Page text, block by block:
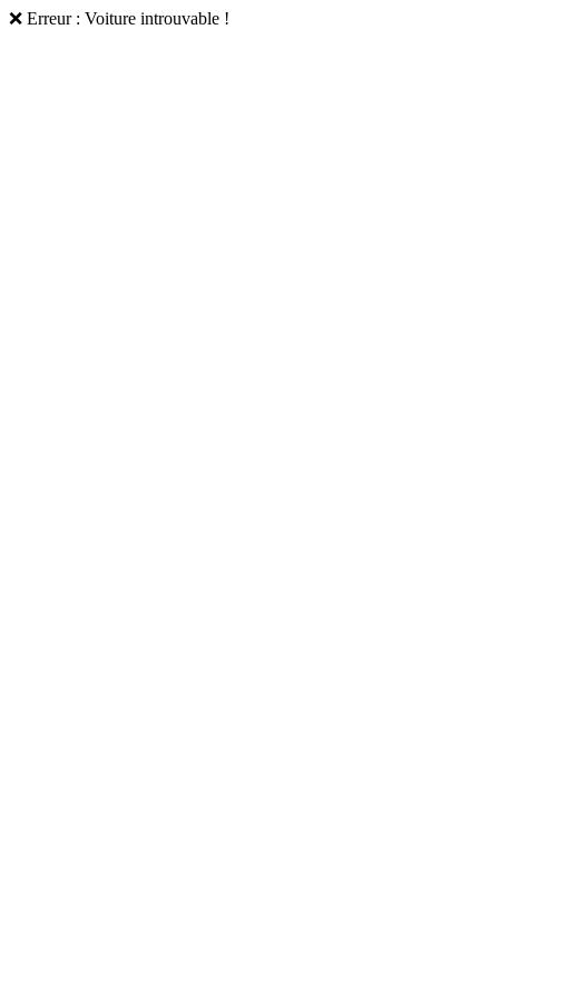
❌ Erreur : Voiture introuvable !